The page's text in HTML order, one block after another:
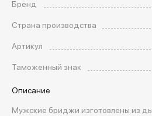
Бренд
Страна производства
Артикул
Таможенный знак
Описание
Мужские бриджи изготовлены из